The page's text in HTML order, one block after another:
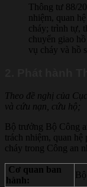
Thông tư 88/
nhiệm, quan
cháy; trình tự,
chuyển giao
vụ cháy và hồ
Theo đề nghị của
và cứu nạn, cứu hộ;
Bộ trưởng Bộ Công
trách nhiệm, quan
cháy trong Công an
Cơ quan ban
hành: